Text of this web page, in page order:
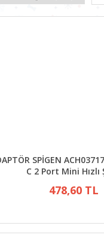
SPİGEN
C 2 Port Mini Hızlı
478,60 TL